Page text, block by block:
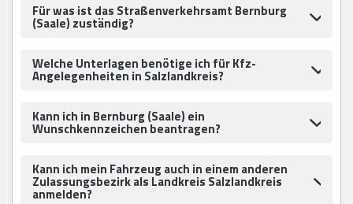
Für was ist das Straßenverkehrsamt Bernburg
(Saale) zuständig?
Welche Unterlagen benötige ich für Kfz-
Angelegenheiten in Salzlandkreis?
Kann ich in Bernburg (Saale) ein
Wunschkennzeichen beantragen?
Kann ich mein Fahrzeug auch in einem anderen
Zulassungsbezirk als Landkreis Salzlandkreis
anmelden?